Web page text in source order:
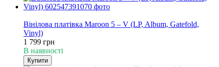
Вінілова платівка Maroon 5 – V (LP, Album, Gatefold,
Vinyl)
1 799 грн
В наявності
Купити